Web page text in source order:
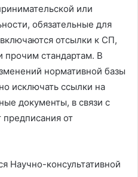
или
обязательные для
отсылки к СП,
стандартам. В
нормативной базы
исключать ссылки на
документы, в связи с
от
Научно-консультативной